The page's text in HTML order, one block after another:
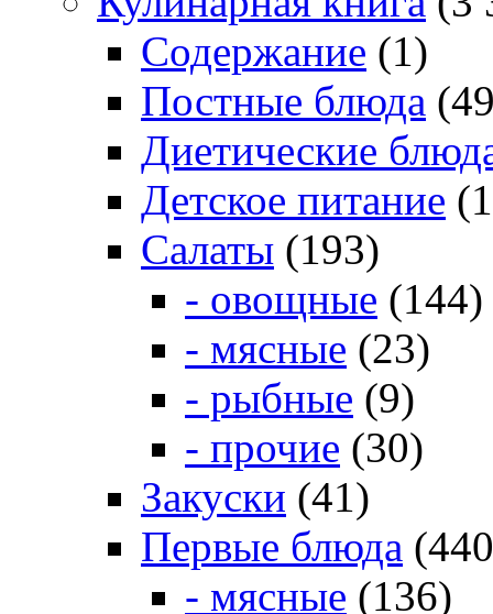
Содержание (1)
Постные блюда
Диетические
Детское питание
Салаты (193)
- овощные (144)
- мясные (23)
- рыбные (9)
- прочие (30)
Закуски (41)
Первые блюда
- мясные (136)